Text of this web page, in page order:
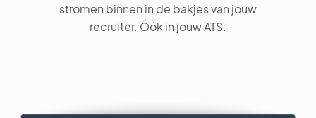
stromen binnen in de bakjes van jouw
recruiter. Óók in jouw ATS.